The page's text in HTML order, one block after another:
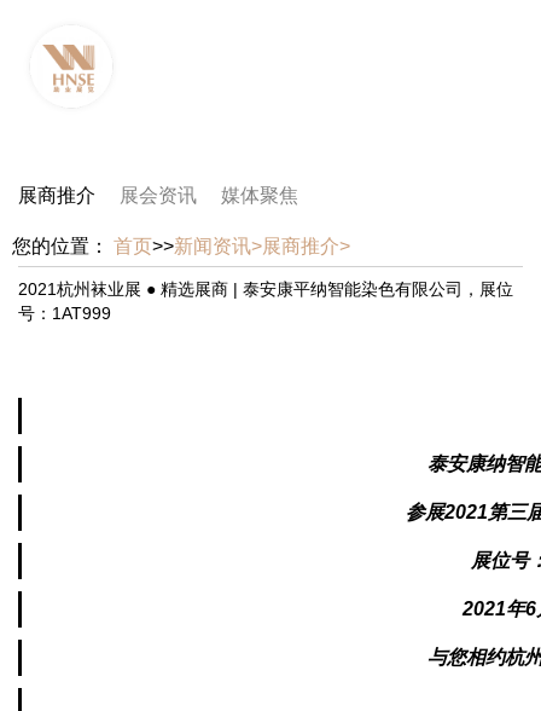
展商推介 展会资讯 媒体聚焦
您的位置： 首页>>新闻资讯>展商推介>
2021杭州袜业展 ● 精选展商 | 泰安康平纳智能染色有限公司，展位
号：1AT999
泰安康纳智
参展2021第三
展位号
2021年
与您相约杭